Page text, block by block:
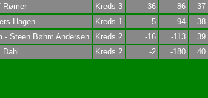
Rømer Kreds 3 -36 -86 37
Hagen Kreds 1 -5 -94 38
- Steen Bøhm Andersen Kreds 2 -16 -113 39
Kreds 2 -2 -180 40